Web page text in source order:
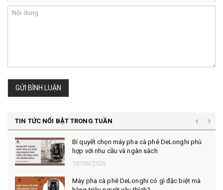
GỬI BÌNH LUẬN
TIN TỨC NỔI BẬT TRONG TUẦN
Bí quyết chọn máy pha cà phê DeLonghi phù
hợp với nhu cầu và ngân sách
10/06/2026
Máy pha cà phê DeLonghi có gì đặc biệt mà